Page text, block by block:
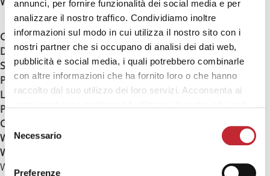
annunci, per fornire funzionalità dei social media e per
analizzare il nostro traffico. Condividiamo inoltre
informazioni sul modo in cui utilizza il nostro sito con i
nostri partner che si occupano di analisi dei dati web,
pubblicità e social media, i quali potrebbero combinarle
con altre informazioni che ha fornito loro o che hanno
raccolto dal suo utilizzo dei loro servizi. Acconsenta ai
Selezione
del
consenso
Necessario
Preferenze
Codice EAN: 8019250152461
Dimensioni (LxAxP): 102,0 x 45,0 x 8,0 cm
Spessore dal muro del prodotto installato: 10,0 cm
Potenza a 230V: 1500W
Lunghezza del cavo: 100 cm
Peso netto
Colore
Wi-Fi opzionale
Wi-Fi 2,4GHz
WEP/WPA/WPA2)